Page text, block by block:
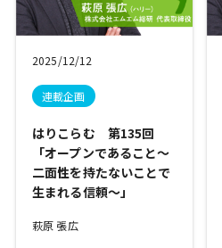
2025/12/12
連載企画
はりこらむ 第135回
「オープンであること～
二面性を持たないことで
生まれる信頼～」
萩原 張広